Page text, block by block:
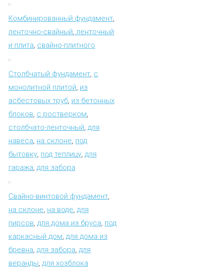
Комбинированный фундамент
ленточно-свайный ленточный
и плита свайно-плитного
Столбчатый фундамент с
монолитной плитой из
асбестовых труб из бетонных
блоков с ростверком
столбчато-ленточный для
навеса на склоне под
бытовку под теплицу для
гаража для забора
Свайно-винтовой фундамент
на склоне на воде для
пирсов для дома из бруса под
каркасный дом для дома из
бревна для забора для
веранды для хозблока